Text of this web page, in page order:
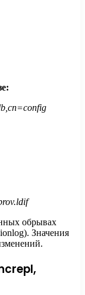
обрывах
Значения